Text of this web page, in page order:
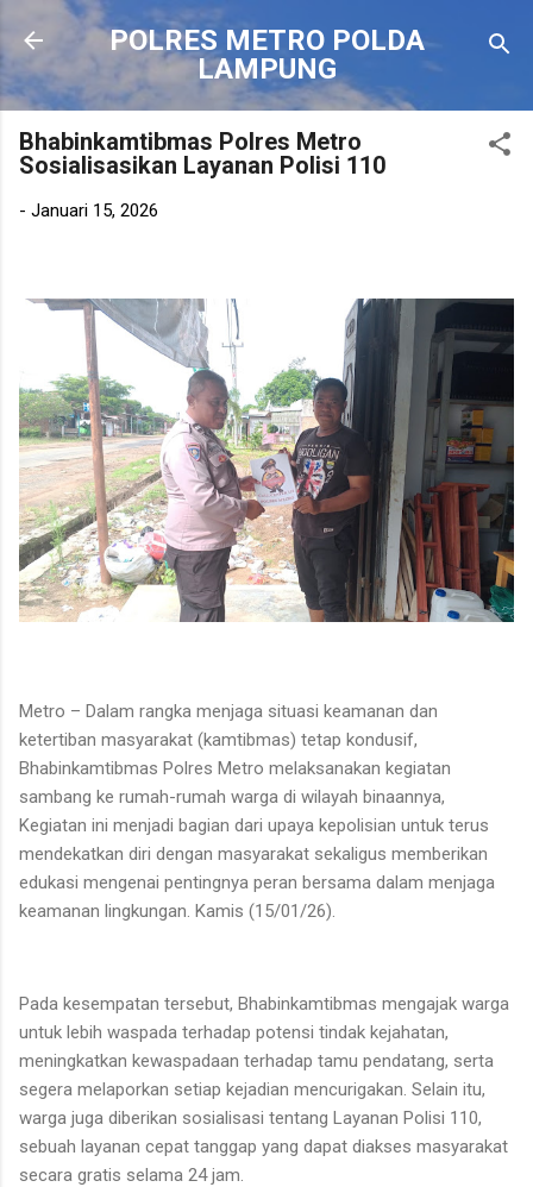
Langsung ke konten utama
POLRES METRO POLDA
LAMPUNG
Bhabinkamtibmas Polres Metro
Sosialisasikan Layanan Polisi 110
- Januari 15, 2026
Metro – Dalam rangka menjaga situasi keamanan dan
ketertiban masyarakat (kamtibmas) tetap kondusif,
Bhabinkamtibmas Polres Metro melaksanakan kegiatan
sambang ke rumah-rumah warga di wilayah binaannya,
Kegiatan ini menjadi bagian dari upaya kepolisian untuk terus
mendekatkan diri dengan masyarakat sekaligus memberikan
edukasi mengenai pentingnya peran bersama dalam menjaga
keamanan lingkungan. Kamis (15/01/26).
Pada kesempatan tersebut, Bhabinkamtibmas mengajak warga
untuk lebih waspada terhadap potensi tindak kejahatan,
meningkatkan kewaspadaan terhadap tamu pendatang, serta
segera melaporkan setiap kejadian mencurigakan. Selain itu,
warga juga diberikan sosialisasi tentang Layanan Polisi 110,
sebuah layanan cepat tanggap yang dapat diakses masyarakat
secara gratis selama 24 jam.